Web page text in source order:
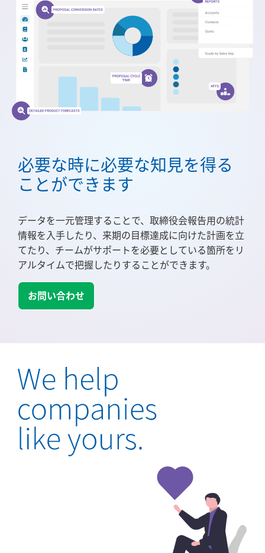
必要な時に必要な知見を得る
ことができます
データを一元管理することで、取締役会報告用の統計
情報を入手したり、来期の目標達成に向けた計画を立
てたり、チームがサポートを必要としている箇所をリ
アルタイムで把握したりすることができます。
お問い合わせ